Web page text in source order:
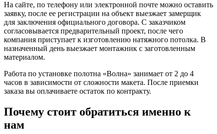
На сайте, по телефону или электронной почте можно оставить
заявку, после ее регистрации на объект выезжает замерщик
для заключения официального договора. С заказчиком
согласовывается предварительный проект, после чего
компания приступает к изготовлению натяжного потолка. В
назначенный день выезжает монтажник с заготовленным
материалом.
Работа по установке полотна «Волна» занимает от 2 до 4
часов в зависимости от сложности макета. После приемки
заказа вы оплачиваете остаток по контракту.
Почему стоит обратиться именно к
нам